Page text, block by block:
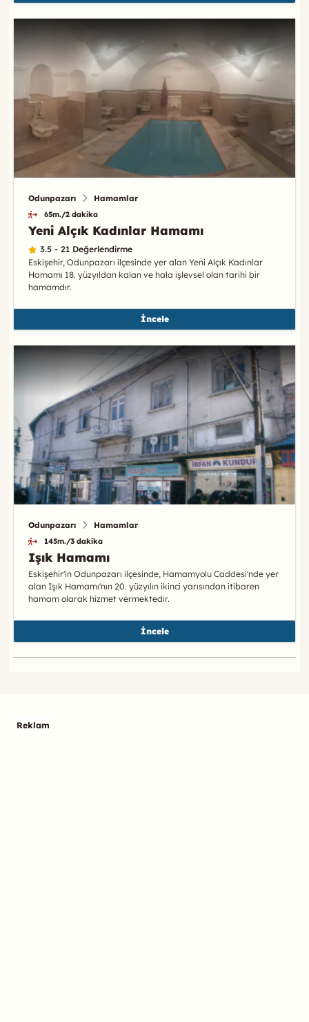
Odunpazarı Hamamlar
65m./2 dakika
Yeni Alçık Kadınlar Hamamı
3.5 - 21 Değerlendirme
Eskişehir, Odunpazarı ilçesinde yer alan Yeni Alçık Kadınlar
Hamamı 18. yüzyıldan kalan ve hala işlevsel olan tarihi bir
hamamdır.
İncele
Odunpazarı Hamamlar
145m./3 dakika
Işık Hamamı
Eskişehir'in Odunpazarı ilçesinde, Hamamyolu Caddesi'nde yer
alan Işık Hamamı'nın 20. yüzyılın ikinci yarısından itibaren
hamam olarak hizmet vermektedir.
İncele
Reklam